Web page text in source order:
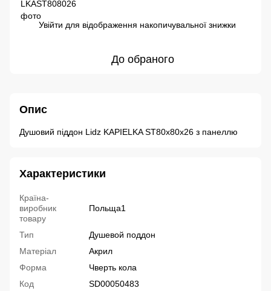
Увійти для відображення накопичувальної знижки
До обраного
Опис
Душовий піддон Lidz KAPIELKA ST80x80x26 з панеллю
Характеристики
Країна-
виробник
товару
Польща1
Тип
Душевой поддон
Матеріал
Акрил
Форма
Чверть кола
Код
SD00050483